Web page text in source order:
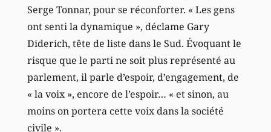
Serge Tonnar, pour se réconforter. « Les gens
ont senti la dynamique », déclame Gary
Diderich, tête de liste dans le Sud. Évoquant le
risque que le parti ne soit plus représenté au
parlement, il parle d’espoir, d’engagement, de
« la voix », encore de l’espoir… « et sinon, au
moins on portera cette voix dans la société
civile ».